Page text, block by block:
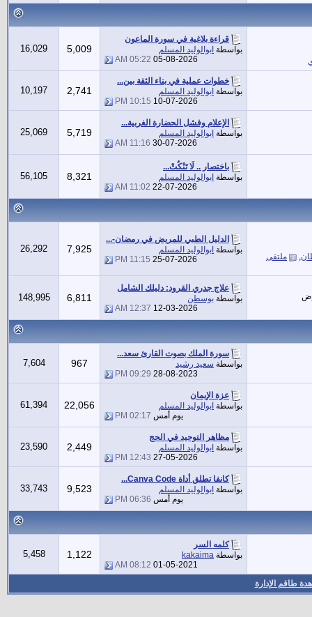
قراءة بلاغية في سورة الماعون
بواسطة ابوالوليد المسلم
05-08-2026
05:22 AM
5,009
16,029
خطوات عملية في بناء الثقة بين...
بواسطة ابوالوليد المسلم
10-07-2026
10:15 PM
2,741
10,197
الإعلام وفشل الحضارة الغربية...
بواسطة ابوالوليد المسلم
30-07-2026
11:16 AM
5,719
25,069
باختصار .. لَا تَنْكُتْ...
بواسطة ابوالوليد المسلم
22-07-2026
11:02 AM
8,321
56,105
, ملتقى
الدليل الطبي للمريض في رمضان-...
بواسطة ابوالوليد المسلم
25-07-2026
11:15 PM
7,925
26,292
علاج جدري القرود: دليلك الشامل
بواسطة بوسطن
12-03-2026
12:37 AM
6,811
148,995
سورة الملك بصوت القارئ سعد...
بواسطة سعيد رشيد
28-08-2023
09:29 PM
967
7,604
عزة الإيمان
بواسطة ابوالوليد المسلم
يوم أمس 02:17 PM
22,056
61,394
مظاهر التوحيد في الحج
بواسطة ابوالوليد المسلم
27-05-2026
12:43 PM
2,449
23,590
كانفا تطلق أداة Canva Code...
بواسطة ابوالوليد المسلم
يوم أمس 06:36 PM
9,523
33,743
كلمه السر
بواسطة kakaima
01-05-2021
08:12 AM
1,122
5,458
طاقم الإدارة